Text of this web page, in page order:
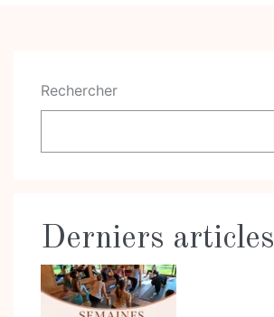
Rechercher
Derniers articles